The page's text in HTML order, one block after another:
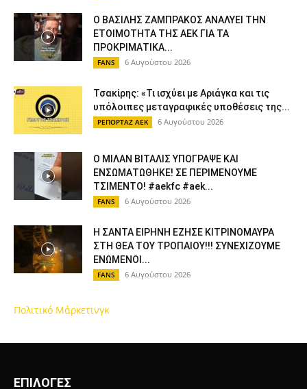
Ο ΒΑΣΙΛΗΣ ΖΑΜΠΡΑΚΟΣ ΑΝΑΛΥΕΙ ΤΗΝ
ΕΤΟΙΜΟΤΗΤΑ ΤΗΣ ΑΕΚ ΓΙΑ ΤΑ
ΠΡΟΚΡΙΜΑΤΙΚΑ...
FANS 6 Αυγούστου 2026
Τσακίρης: «Τι ισχύει με Αριάγκα και τις
υπόλοιπες μεταγραφικές υποθέσεις της...
ΡΕΠΟΡΤΑΖ ΑΕΚ 6 Αυγούστου 2026
Ο ΜΙΛΑΝ ΒΙΤΑΛΙΣ ΥΠΟΓΡΑΨΕ ΚΑΙ
ΕΝΣΩΜΑΤΩΘΗΚΕ! ΣΕ ΠΕΡΙΜΕΝΟΥΜΕ
ΤΣΙΜΕΝΤΟ! #aekfc #aek...
FANS 6 Αυγούστου 2026
Η ΣΑΝΤΑ ΕΙΡΗΝΗ ΕΖΗΣΕ ΚΙΤΡΙΝΟΜΑΥΡΑ
ΣΤΗ ΘΕΑ ΤΟΥ ΤΡΟΠΑΙΟΥ!!! ΣΥΝΕΧΙΖΟΥΜΕ
ΕΝΩΜΕΝΟΙ...
FANS 6 Αυγούστου 2026
Πολιτικό Μάρκετινγκ
ΕΠΙΛΟΓΕΣ